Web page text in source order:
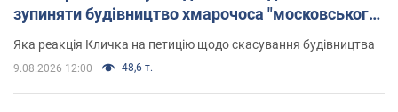
зупиняти будівництво хмарочоса "московського
вірянина"
Яка реакція Кличка на петицію щодо скасування будівництва
9.08.2026 12:00 48,6 т.